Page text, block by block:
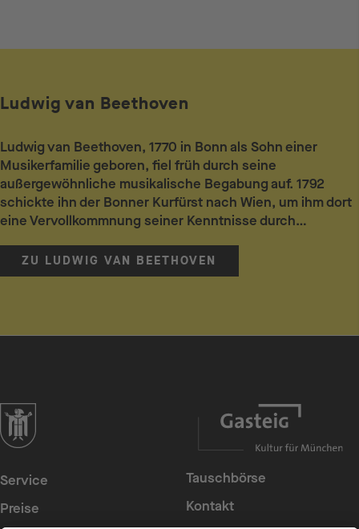
Ludwig van Beethoven
Ludwig van Beethoven, 1770 in Bonn als Sohn einer
Musikerfamilie geboren, fiel früh durch seine
außergewöhnliche musikalische Begabung auf. 1792
schickte ihn der Bonner Kurfürst nach Wien, um ihm dort
eine Vervollkommnung seiner Kenntnisse durch…
ZU LUDWIG VAN BEETHOVEN
zur Website der Landeshauptstadt München
Service
Preise
Tauschbörse
Kontakt